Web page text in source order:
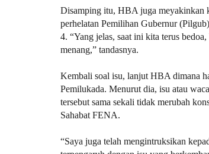
Disamping itu, HBA juga meyakinkan
perhelatan Pemilihan Gubernur
4. “Yang jelas, saat ini kita terus
menang,” tandasnya.
Kembali soal isu, lanjut HBA dimana
Pemilukada. Menurut dia, isu atau
tersebut sama sekali tidak merubah
Sahabat FENA.
“Saya juga telah mengintruksikan